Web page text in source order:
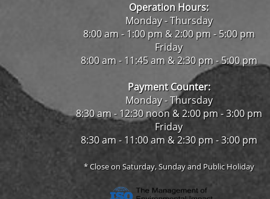
Operation Hours:
Monday - Thursday
8:00 am - 1:00 pm & 2:00 pm - 5:00 pm
Friday
8:00 am - 11:45 am & 2:30 pm - 5:00 pm
Payment Counter:
Monday - Thursday
8:30 am - 12:30 noon & 2:00 pm - 3:00 pm
Friday
8:30 am - 11:00 am & 2:30 pm - 3:00 pm
* Close on Saturday, Sunday and Public Holiday